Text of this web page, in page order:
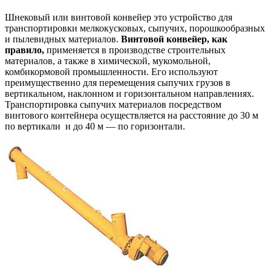
Шнековый или винтовой конвейер это устройство для
транспортировки мелкокусковых, сыпучих, порошкообразных
и пылевидных материалов. Винтовой конвейер, как
правило, применяется в производстве строительных
материалов, а также в химической, мукомольной,
комбикормовой промышленности. Его используют
преимущественно для перемещения сыпучих грузов в
вертикальном, наклонном и горизонтальном направлениях.
Транспортировка сыпучих материалов посредством
винтового контейнера осуществляется на расстояние до 30 м
по вертикали и до 40 м — по горизонтали.